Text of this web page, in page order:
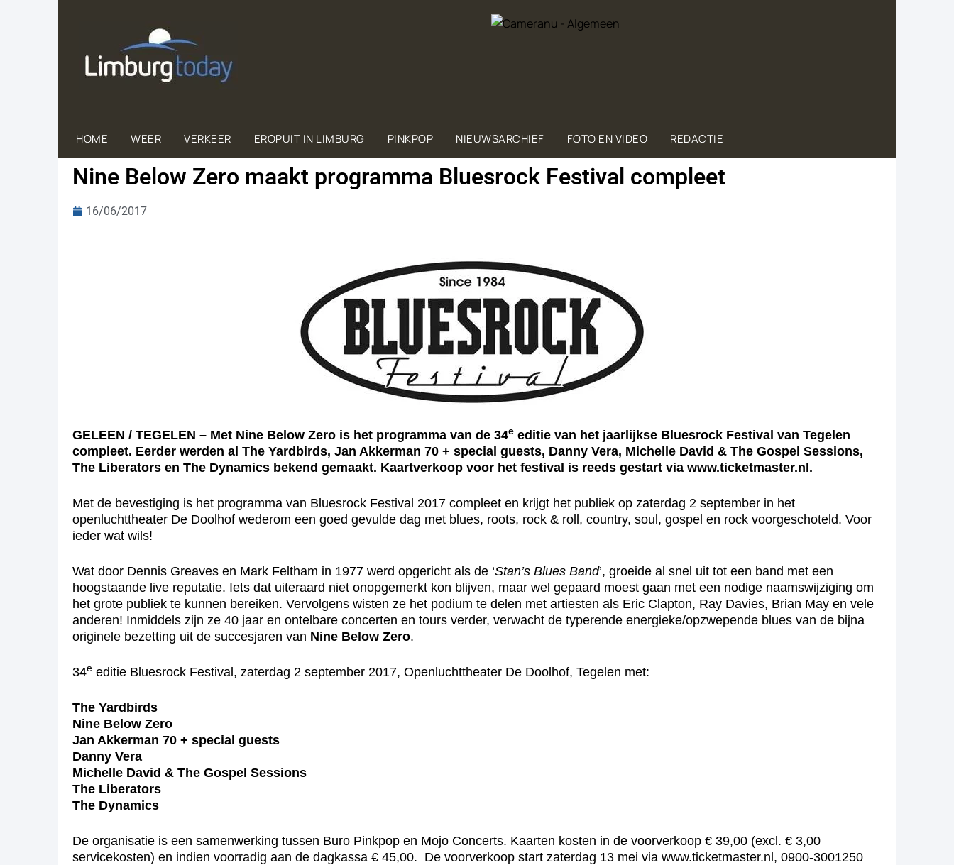
HOME WEER VERKEER EROPUIT IN LIMBURG PINKPOP NIEUWSARCHIEF FOTO EN VIDEO REDACTIE
Nine Below Zero maakt programma Bluesrock Festival compleet
16/06/2017
GELEEN / TEGELEN – Met Nine Below Zero is het programma van de 34e editie van het jaarlijkse Bluesrock Festival van Tegelen
compleet. Eerder werden al The Yardbirds, Jan Akkerman 70 + special guests, Danny Vera, Michelle David & The Gospel Sessions,
The Liberators en The Dynamics bekend gemaakt. Kaartverkoop voor het festival is reeds gestart via www.ticketmaster.nl.
Met de bevestiging is het programma van Bluesrock Festival 2017 compleet en krijgt het publiek op zaterdag 2 september in het
openluchttheater De Doolhof wederom een goed gevulde dag met blues, roots, rock & roll, country, soul, gospel en rock voorgeschoteld. Voor
ieder wat wils!
Wat door Dennis Greaves en Mark Feltham in 1977 werd opgericht als de ‘Stan’s Blues Band’, groeide al snel uit tot een band met een
hoogstaande live reputatie. Iets dat uiteraard niet onopgemerkt kon blijven, maar wel gepaard moest gaan met een nodige naamswijziging om
het grote publiek te kunnen bereiken. Vervolgens wisten ze het podium te delen met artiesten als Eric Clapton, Ray Davies, Brian May en vele
anderen! Inmiddels zijn ze 40 jaar en ontelbare concerten en tours verder, verwacht de typerende energieke/opzwepende blues van de bijna
originele bezetting uit de succesjaren van Nine Below Zero.
34e editie Bluesrock Festival, zaterdag 2 september 2017, Openluchttheater De Doolhof, Tegelen met:
The Yardbirds
Nine Below Zero
Jan Akkerman 70 + special guests
Danny Vera
Michelle David & The Gospel Sessions
The Liberators
The Dynamics
De organisatie is een samenwerking tussen Buro Pinkpop en Mojo Concerts. Kaarten kosten in de voorverkoop € 39,00 (excl. € 3,00
servicekosten) en indien voorradig aan de dagkassa € 45,00. De voorverkoop start zaterdag 13 mei via www.ticketmaster.nl, 0900-3001250